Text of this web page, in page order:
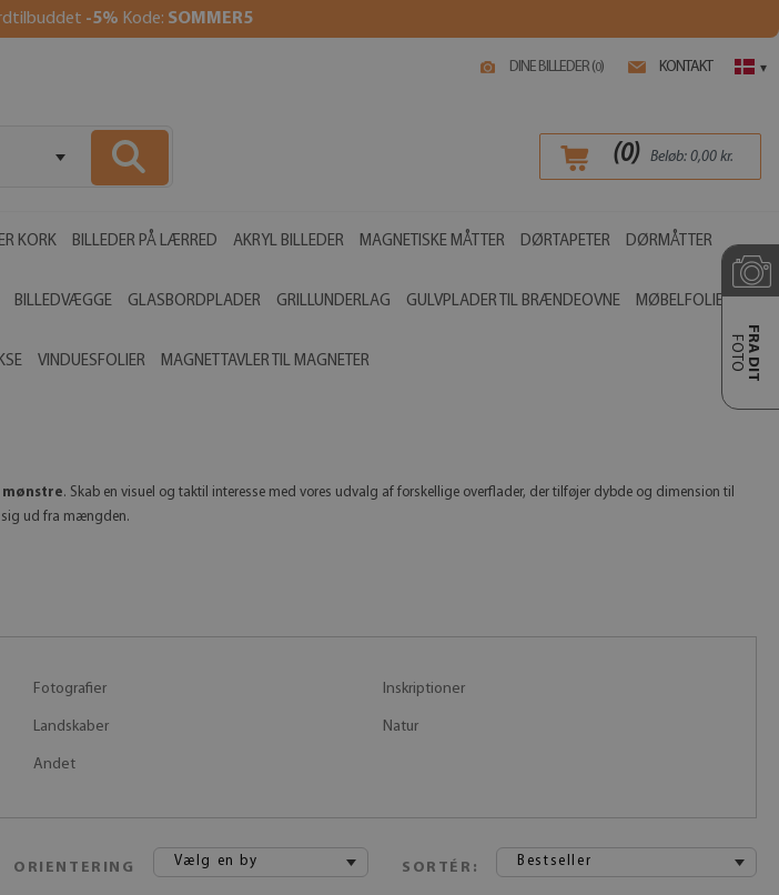
-5% Kode: SOMMER5
DINE BILLEDER (0) KONTAKT ▾
(0) Beløb: 0,00kr.
KORK BILLEDER PÅ LÆRRED AKRYL BILLEDER MAGNETISKE MÅTTER DØRTAPETER DØRMÅTTER
BILLEDVÆGGE GLASBORDPLADER GRILLUNDERLAG GULVPLADER TIL BRÆNDEOVNE MØBELFOLIER
VINDUESFOLIER MAGNETTAVLER TIL MAGNETER FRA DIT
FOTO
. Skab en visuel og taktil interesse med vores udvalg af forskellige overflader, der tilføjer dybde og dimension til
sig ud fra mængden.
Fotografier Inskriptioner
Landskaber Natur
Andet
ORIENTERING Vælg en by SORTÉR: Bestseller